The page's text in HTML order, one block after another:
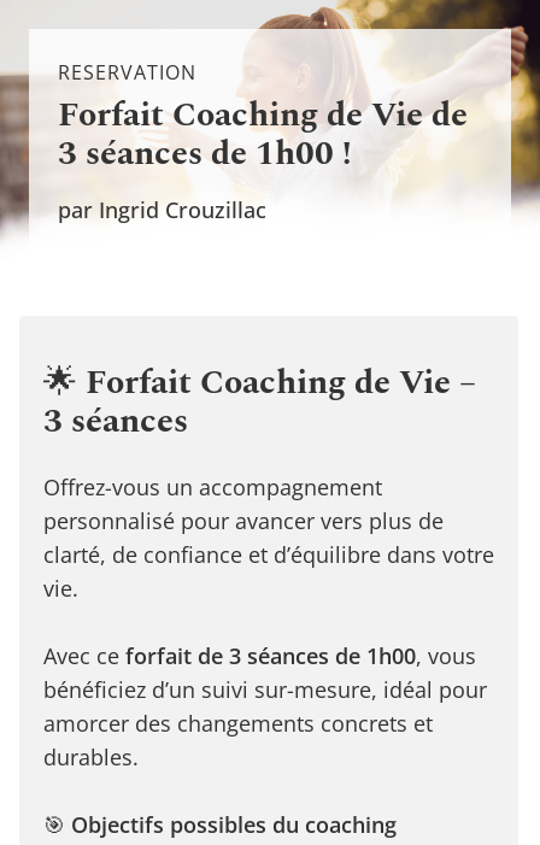
RESERVATION
Forfait Coaching de Vie de
3 séances de 1h00 !
par Ingrid Crouzillac
🌟 Forfait Coaching de Vie –
3 séances
Offrez-vous un accompagnement
personnalisé pour avancer vers plus de
clarté, de confiance et d’équilibre dans votre
vie.
Avec ce forfait de 3 séances de 1h00, vous
bénéficiez d’un suivi sur-mesure, idéal pour
amorcer des changements concrets et
durables.
🎯 Objectifs possibles du coaching